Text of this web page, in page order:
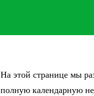
На этой странице мы
полную календарную